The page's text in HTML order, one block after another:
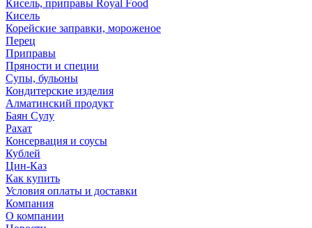
Кисель, приправы Royal Food
Кисель
Корейские заправки, мороженое
Перец
Приправы
Пряности и специи
Супы, бульоны
Кондитерские изделия
Алматинский продукт
Баян Сулу
Рахат
Консервация и соусы
Кублей
Цин-Каз
Как купить
Условия оплаты и доставки
Компания
О компании